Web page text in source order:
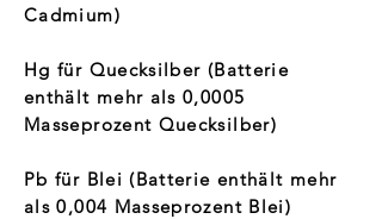
Cadmium)
Hg für Quecksilber (Batterie
enthält mehr als 0,0005
Masseprozent Quecksilber)
Pb für Blei (Batterie enthält mehr
als 0,004 Masseprozent Blei)